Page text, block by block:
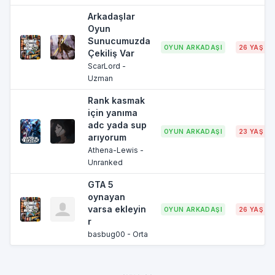
Arkadaşlar
Oyun
Sunucumuzda
Çekiliş Var
ScarLord -
Uzman
OYUN ARKADAŞI 26 YAŞ
Rank kasmak
için yanıma
adc yada sup
arıyorum
Athena-Lewis -
Unranked
OYUN ARKADAŞI 23 YAŞ
GTA 5
oynayan
varsa ekleyin
r
basbug00 - Orta
OYUN ARKADAŞI 26 YAŞ